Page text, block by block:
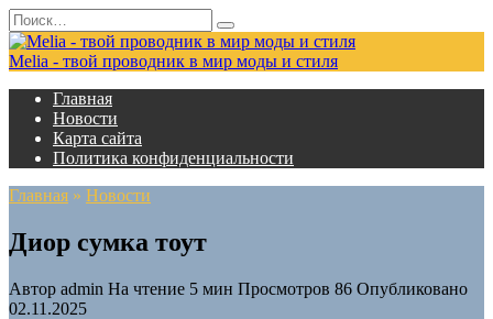
Перейти
к
содержанию
Search
for:
Melia - твой проводник в мир моды и стиля
Главная
Новости
Карта сайта
Политика конфиденциальности
Главная » Новости
Диор сумка тоут
Автор admin На чтение 5 мин Просмотров 86 Опубликовано
02.11.2025